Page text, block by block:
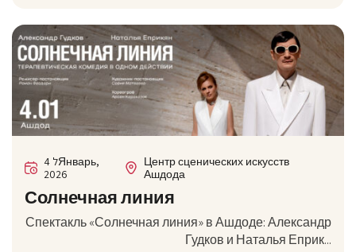
Центр сценических искусств
Ашдода
4 לЯнварь,
2026
Солнечная линия
Спектакль «Солнечная линия» в Ашдоде: Александр
Гудков и Наталья Еприк...